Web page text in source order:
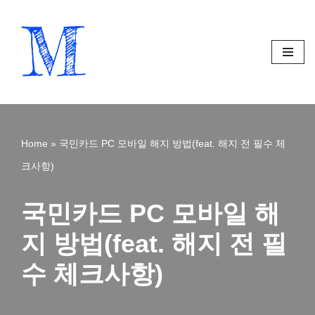
Skip
Home » 국민카드 PC 모바일 해지 방법(feat. 해지 전 필수 체
크사항)
국민카드 PC 모바일 해
지 방법(feat. 해지 전 필
수 체크사항)